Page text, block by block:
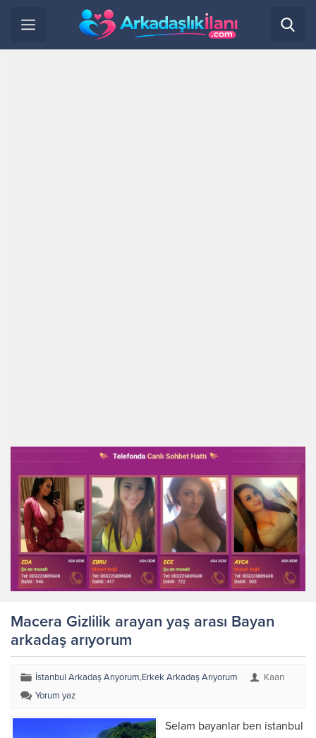
Macera Gizlilik arayan yaş arası Bayan
arkadaş arıyorum
İstanbul Arkadaş Arıyorum,Erkek Arkadaş Arıyorum
Kaan
Yorum yaz
Selam bayanlar ben istanbul